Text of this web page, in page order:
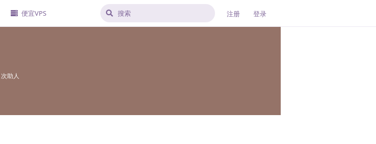
便宜VPS 注册 登录
次助人